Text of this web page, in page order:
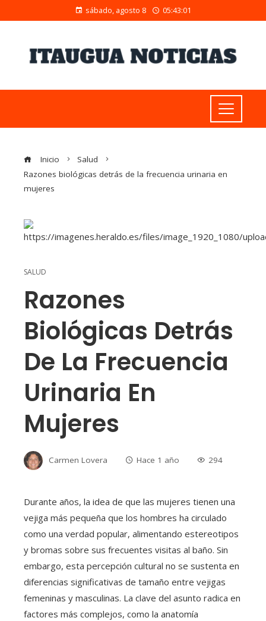
sábado, agosto 8 05:43:02
Inicio
Salud
Razones biológicas detrás de la frecuencia urinaria en
mujeres
SALUD
Razones
Biológicas Detrás
De La Frecuencia
Urinaria En
Mujeres
Carmen Lovera Hace 1 año 294
Durante años, la idea de que las mujeres tienen una
vejiga más pequeña que los hombres ha circulado
como una verdad popular, alimentando estereotipos
y bromas sobre sus frecuentes visitas al baño. Sin
embargo, esta percepción cultural no se sustenta en
diferencias significativas de tamaño entre vejigas
femeninas y masculinas. La clave del asunto radica en
factores más complejos, como la anatomía